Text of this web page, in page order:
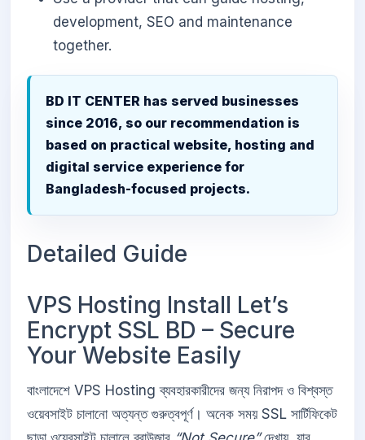
development, SEO and maintenance
together.
BD IT CENTER has served businesses
since 2016, so our recommendation is
based on practical website, hosting and
digital service experience for
Bangladesh-focused projects.
Detailed Guide
VPS Hosting Install Let’s
Encrypt SSL BD – Secure
Your Website Easily
বাংলাদেশে VPS Hosting ব্যবহারকারীদের জন্য নিরাপদ ও বিশ্বস্ত
ওয়েবসাইট চালানো অত্যন্ত গুরুত্বপূর্ণ। অনেক সময় SSL সার্টিফিকেট